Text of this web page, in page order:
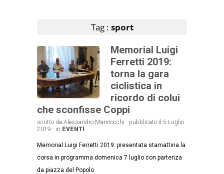
Tag : sport
Memorial Luigi
Ferretti 2019:
torna la gara
ciclistica in
ricordo di colui
che sconfisse Coppi
scritto da Alessandro Mannocchi - pubblicato il 5 Luglio
2019 - in EVENTI
Memorial Luigi Ferretti 2019: presentata stamattina la
corsa in programma domenica 7 luglio con partenza
da piazza del Popolo